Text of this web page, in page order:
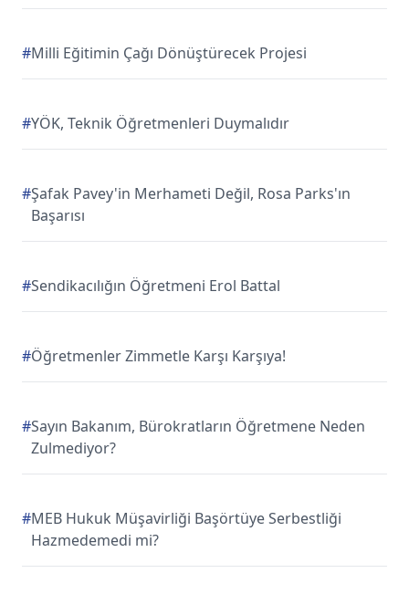
#Milli Eğitimin Çağı Dönüştürecek Projesi
#YÖK, Teknik Öğretmenleri Duymalıdır
#Şafak Pavey'in Merhameti Değil, Rosa Parks'ın
Başarısı
#Sendikacılığın Öğretmeni Erol Battal
#Öğretmenler Zimmetle Karşı Karşıya!
#Sayın Bakanım, Bürokratların Öğretmene Neden
Zulmediyor?
#MEB Hukuk Müşavirliği Başörtüye Serbestliği
Hazmedemedi mi?